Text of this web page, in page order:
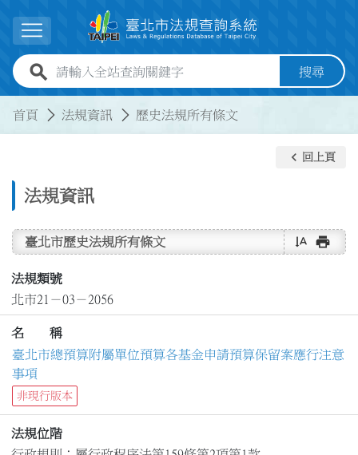
展開選單
全站查詢關鍵字欄位 搜尋
首頁 法規資訊 歷史法規所有條文
法規資訊
keyboard_arrow_left 回上頁
臺北市歷史法規所有條文 text_rotate_vertical print
法規類號
北市21－03－2056
名 稱
臺北市總預算附屬單位預算各基金申請預算保留案應行注意
事項
非現行版本
法規位階